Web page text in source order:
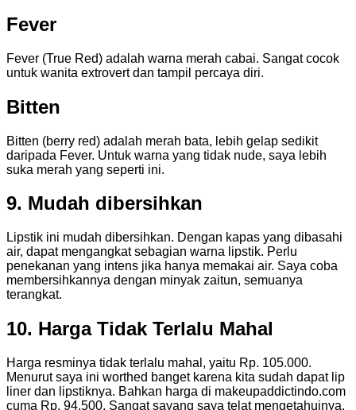
Fever
Fever (True Red) adalah warna merah cabai. Sangat cocok
untuk wanita extrovert dan tampil percaya diri.
Bitten
Bitten (berry red) adalah merah bata, lebih gelap sedikit
daripada Fever. Untuk warna yang tidak nude, saya lebih
suka merah yang seperti ini.
9. Mudah dibersihkan
Lipstik ini mudah dibersihkan. Dengan kapas yang dibasahi
air, dapat mengangkat sebagian warna lipstik. Perlu
penekanan yang intens jika hanya memakai air. Saya coba
membersihkannya dengan minyak zaitun, semuanya
terangkat.
10. Harga Tidak Terlalu Mahal
Harga resminya tidak terlalu mahal, yaitu Rp. 105.000.
Menurut saya ini worthed banget karena kita sudah dapat lip
liner dan lipstiknya. Bahkan harga di makeupaddictindo.com
cuma Rp. 94.500. Sangat sayang saya telat mengetahuinya.